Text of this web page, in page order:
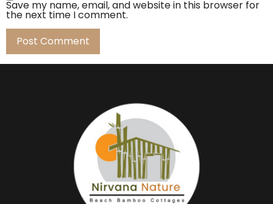
Save my name, email, and website in this browser for
the next time I comment.